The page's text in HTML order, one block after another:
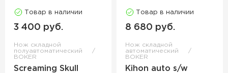
Товар в наличии
3 400 руб.
Нож складной
полуавтоматический
BOKER
Screaming Skull
Товар в наличии
8 680 руб.
Нож складной
автоматический
BOKER
Kihon auto s/w